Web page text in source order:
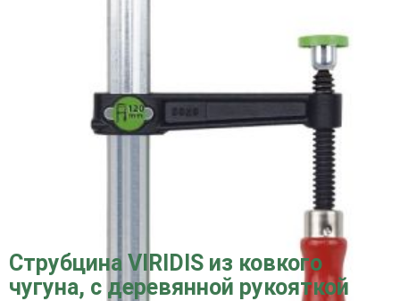
Струбцина VIRIDIS из ковкого
чугуна, с деревянной рукояткой